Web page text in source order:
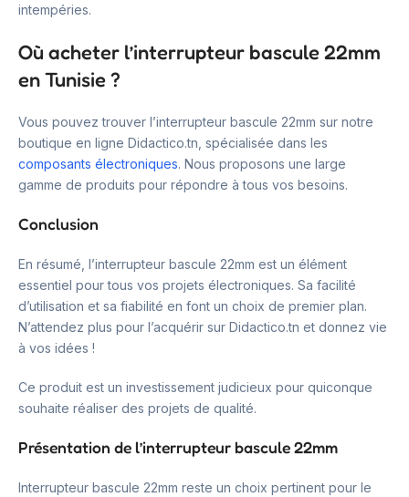
intempéries.
Où acheter l’interrupteur bascule 22mm
en Tunisie ?
Vous pouvez trouver l’interrupteur bascule 22mm sur notre
boutique en ligne Didactico.tn, spécialisée dans les
composants électroniques. Nous proposons une large
gamme de produits pour répondre à tous vos besoins.
Conclusion
En résumé, l’interrupteur bascule 22mm est un élément
essentiel pour tous vos projets électroniques. Sa facilité
d’utilisation et sa fiabilité en font un choix de premier plan.
N’attendez plus pour l’acquérir sur Didactico.tn et donnez vie
à vos idées !
Ce produit est un investissement judicieux pour quiconque
souhaite réaliser des projets de qualité.
Présentation de l’interrupteur bascule 22mm
Interrupteur bascule 22mm reste un choix pertinent pour le